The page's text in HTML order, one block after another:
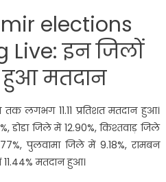
elections
Live: इन जिलों
हुआ मतदान
लगभग 11.11 प्रतिशत मतदान हुआ।
जिले में 12.90%, किश्तवाड़ जिले
पुलवामा जिले में 9.18%, रामबन
मतदान हुआ।